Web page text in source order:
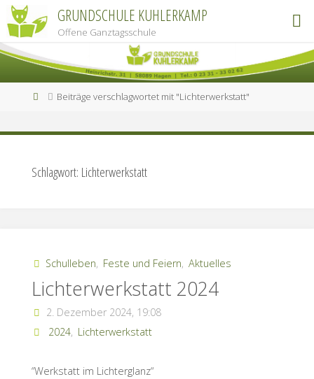
Zum
Inhalt
springen
GRUNDSCHULE KUHLERKAMP
Offene Ganztagsschule
StartBeiträge verschlagwortet mit "Lichterwerkstatt"
Schlagwort: Lichterwerkstatt
Schulleben, Feste und Feiern, Aktuelles
Lichterwerkstatt 2024
2. Dezember 2024, 19:08
2024, Lichterwerkstatt
“Werkstatt im Lichterglanz“